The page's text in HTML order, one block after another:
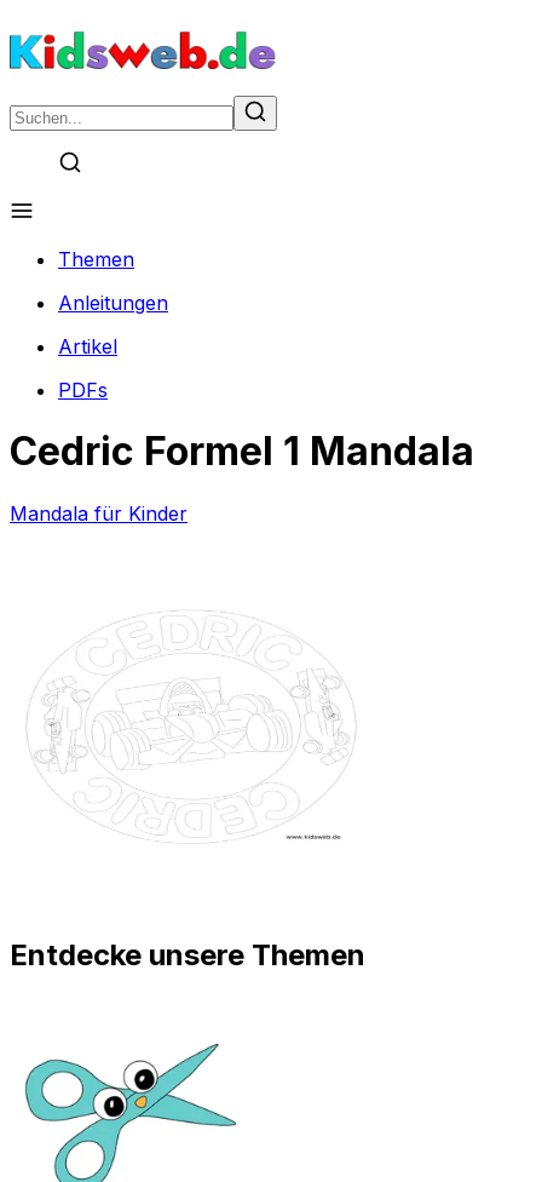
Themen
Anleitungen
Artikel
PDFs
Cedric Formel 1 Mandala
Mandala für Kinder
Entdecke unsere Themen